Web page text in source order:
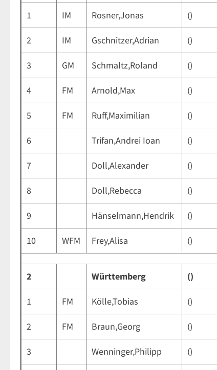
1 IM Rosner,Jonas ()
2 IM Gschnitzer,Adrian ()
3 GM Schmaltz,Roland ()
4 FM Arnold,Max ()
5 FM Ruff,Maximilian ()
6 Trifan,Andrei Ioan ()
7 Doll,Alexander ()
8 Doll,Rebecca ()
9 Hänselmann,Hendrik ()
10 WFM Frey,Alisa ()
2 Württemberg ()
1 FM Kölle,Tobias ()
2 FM Braun,Georg ()
3 Wenninger,Philipp ()